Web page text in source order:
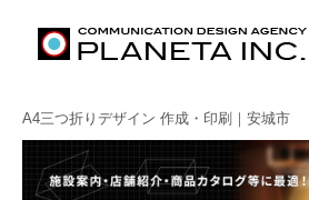
A4三つ折りデザイン 作成・印刷｜安城市